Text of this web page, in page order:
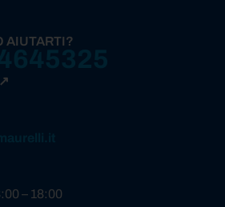
AIUTARTI?
– 18:00